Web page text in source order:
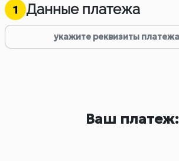
Ваш платеж:
1 Данные платежа